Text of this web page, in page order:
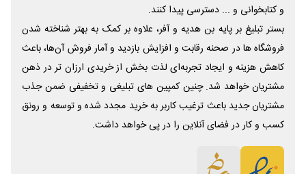
و کتابخوانی و ... دسترسی پیدا کنند.
بستر تبلیغ بر پایه بن هدیه و آفر، علاوه بر کمک به بهتر شناخته شدن
فروشگاه ها در صحنه رقابت و افزایش بازدید و آمار فروش آن‌ها، باعث
کاهش هزینه و ایجاد تجربه‌ای لذت بخش از خریدی ارزان تر در ذهن
مشتریان خواهد شد. چنین کمپین های تبلیغی و تخفیفی ضمن جذب
مشتریان جدید باعث ترغیب کاربر به خرید مجدد شده و توسعه و رونق
کسب و کار در فضای آنلاین را در پی خواهد داشت.